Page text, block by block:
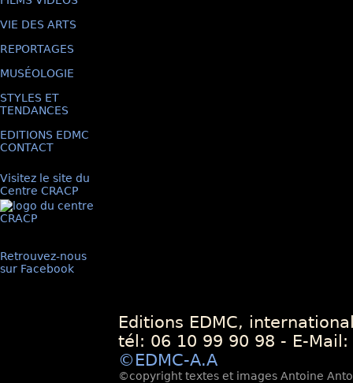
VIE DES ARTS
REPORTAGES
MUSÉOLOGIE
STYLES ET
TENDANCES
EDITIONS EDMC
CONTACT
Visitez le site du
Centre CRACP
Retrouvez-nous
sur Facebook
Editions EDMC,
tél: 06 10 99 90 98 - E-Mail:
©EDMC-A.A
©copyright textes et images Antoine